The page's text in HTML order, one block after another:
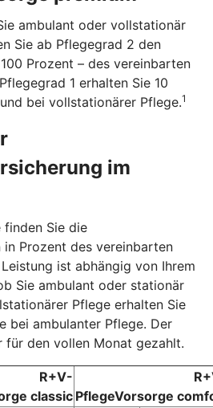
ambulant oder vollstationär
Sie ab Pflegegrad 2 den
Prozent – des vereinbarten
1 erhalten Sie 10
bei vollstationärer Pflege.1
im
finden Sie die
in Prozent des vereinbarten
ist abhängig von Ihrem
Sie ambulant oder stationär
Pflege erhalten Sie
bei ambulanter Pflege. Der
für den vollen Monat gezahlt.
R+V-
classic PflegeVorsorge